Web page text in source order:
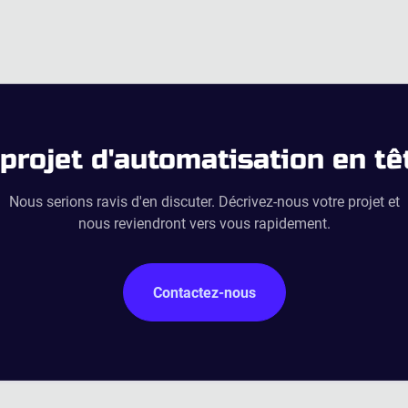
d'automatisation en
Nous serions ravis d'en discuter. Décrivez-nous votre projet et
nous reviendront vers vous rapidement.
Contactez-nous